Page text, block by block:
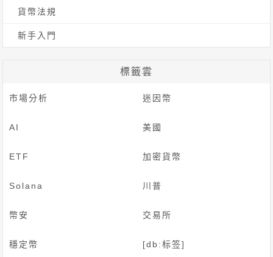
貨幣法規
新手入門
標籤雲
市場分析 迷因幣
AI 美國
ETF 加密貨幣
Solana 川普
幣安 交易所
穩定幣 [db:标签]